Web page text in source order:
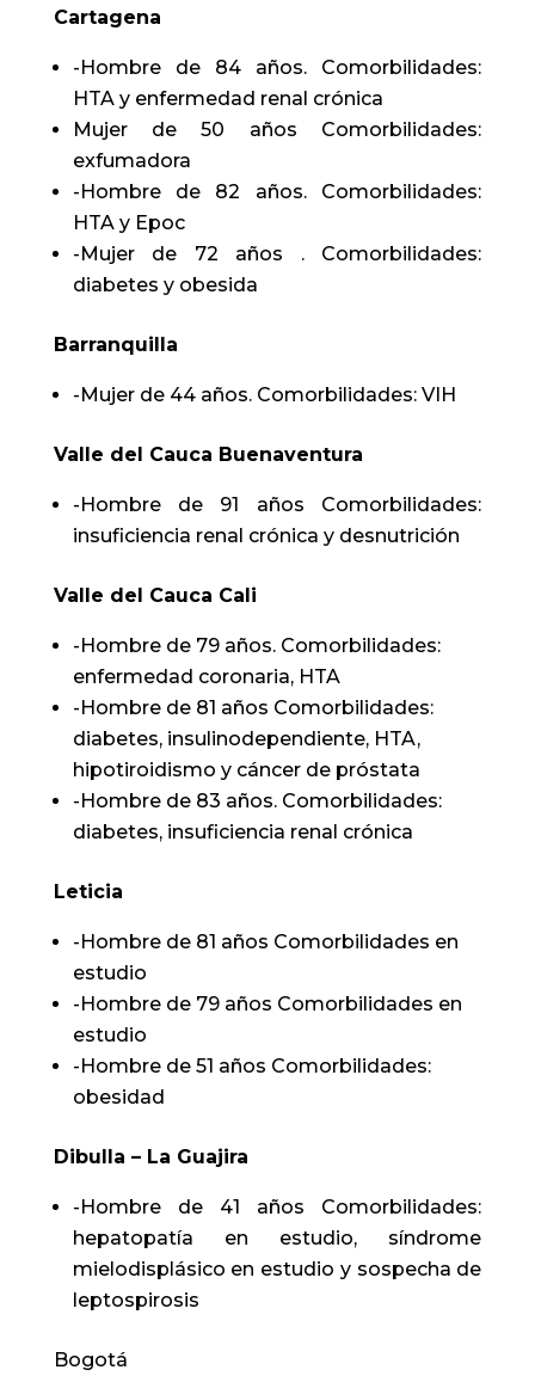
Cartagena
-Hombre de 84 años. Comorbilidades:
HTA y enfermedad renal crónica
Mujer de 50 años Comorbilidades:
exfumadora
-Hombre de 82 años. Comorbilidades:
HTA y Epoc
-Mujer de 72 años . Comorbilidades:
diabetes y obesida
Barranquilla
-Mujer de 44 años. Comorbilidades: VIH
Valle del Cauca Buenaventura
-Hombre de 91 años Comorbilidades:
insuficiencia renal crónica y desnutrición
Valle del Cauca Cali
-Hombre de 79 años. Comorbilidades:
enfermedad coronaria, HTA
-Hombre de 81 años Comorbilidades:
diabetes, insulinodependiente, HTA,
hipotiroidismo y cáncer de próstata
-Hombre de 83 años. Comorbilidades:
diabetes, insuficiencia renal crónica
Leticia
-Hombre de 81 años Comorbilidades en
estudio
-Hombre de 79 años Comorbilidades en
estudio
-Hombre de 51 años Comorbilidades:
obesidad
Dibulla – La Guajira
-Hombre de 41 años Comorbilidades:
hepatopatía en estudio, síndrome
mielodisplásico en estudio y sospecha de
leptospirosis
Bogotá